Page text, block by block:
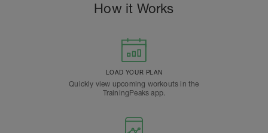
How it Works
LOAD YOUR PLAN
Quickly view upcoming workouts in the
TrainingPeaks app.